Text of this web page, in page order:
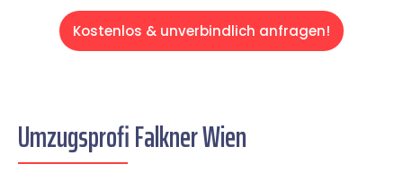
Kostenlos & unverbindlich anfragen!
Umzugsprofi Falkner Wien